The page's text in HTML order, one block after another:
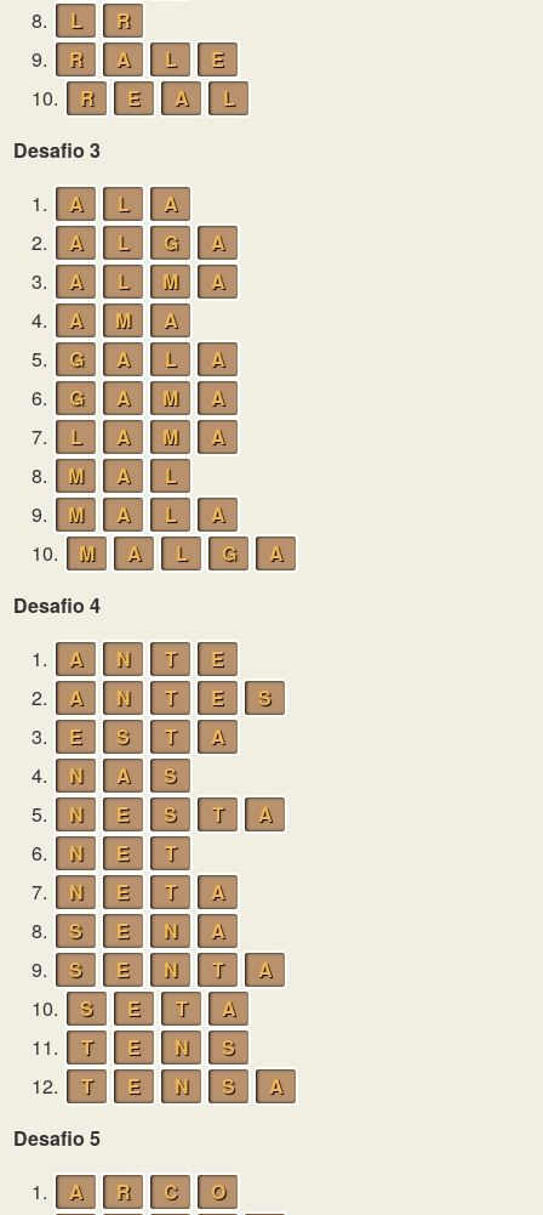
8.
L
R
9.
R A L
E
10.
R E A
L
Desafio 3
1.
A L
A
2.
A L G
A
3.
A L M
A
4.
A M
A
5.
G A L
A
6.
G A M
A
7.
L A M
A
8.
M A
L
9.
M A L
A
10.
M A L G
A
Desafio 4
1.
A N T
E
2.
A N T E
S
3.
E S T
A
4.
N A
S
5.
N E S T
A
6.
N E
T
7.
N E T
A
8.
S E N
A
9.
S E N T
A
10.
S E T
A
11.
T E N
S
12.
T E N S
A
Desafio 5
1.
A R C
O